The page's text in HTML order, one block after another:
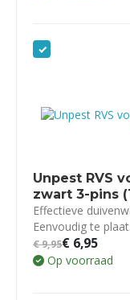
Unpest RVS
zwart 3-pins
Effectieve
Eenvoudig te
€9,95€ 6,95
Op voorraad